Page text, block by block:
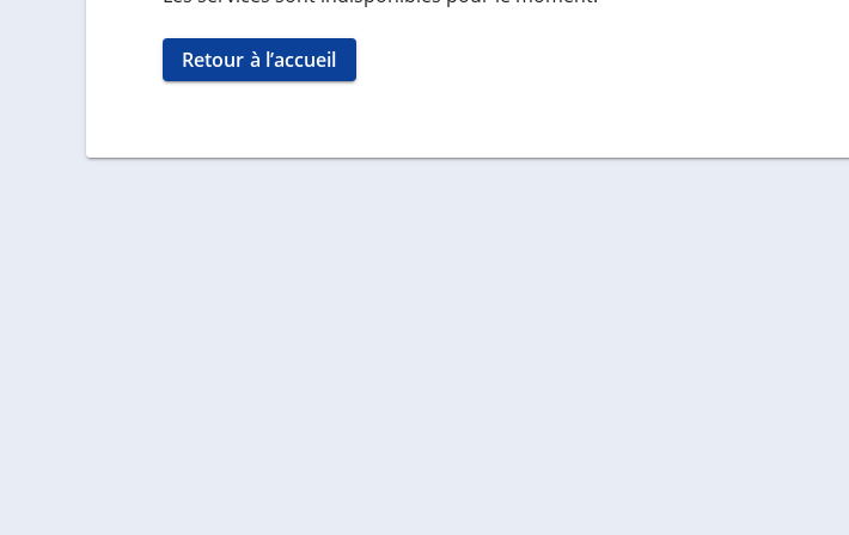
Retour à l’accueil